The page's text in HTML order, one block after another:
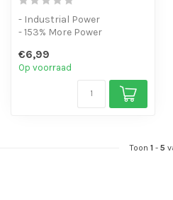
- Industrial Power
- 153% More Power
€6,99
Op voorraad
Toon 1- 5